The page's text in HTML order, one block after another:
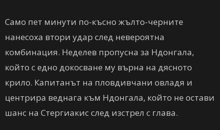
Само пет минути по-късно жълто-черните
нанесоха втори удар след невероятна
комбинация. Неделев пропусна за Ндонгала,
който с едно докосване му върна на дясното
крило. Капитанът на пловдивчани овладя и
центрира веднага към Ндонгала, който не остави
шанс на Стергиакис след изстрел с глава.